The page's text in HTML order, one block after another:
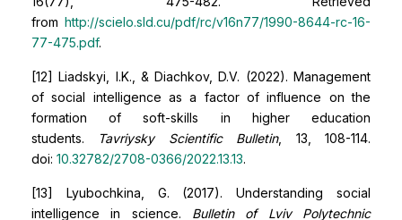
from http://scielo.sld.cu/pdf/rc/v16n77/1990-8644-rc-16-
77-475.pdf.
[12] Liadskyi, I.K., & Diachkov, D.V. (2022). Management
of social intelligence as a factor of influence on the
formation of soft-skills in higher education
students.
Tavriysky Scientific Bulletin, 13, 108-114.
doi: 10.32782/2708-0366/2022.13.13.
[13] Lyubochkina, G. (2017). Understanding social
intelligence in science. Bulletin of Lviv Polytechnic